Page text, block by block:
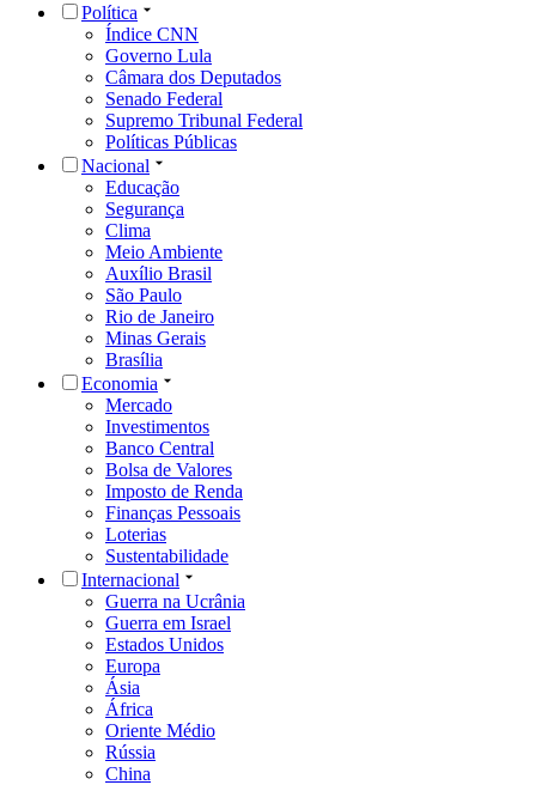
Política
Índice CNN
Governo Lula
Câmara dos Deputados
Senado Federal
Supremo Tribunal Federal
Políticas Públicas
Nacional
Educação
Segurança
Clima
Meio Ambiente
Auxílio Brasil
São Paulo
Rio de Janeiro
Minas Gerais
Brasília
Economia
Mercado
Investimentos
Banco Central
Bolsa de Valores
Imposto de Renda
Finanças Pessoais
Loterias
Sustentabilidade
Internacional
Guerra na Ucrânia
Guerra em Israel
Estados Unidos
Europa
Ásia
África
Oriente Médio
Rússia
China